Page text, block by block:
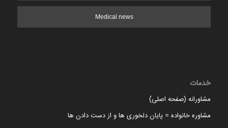
Medical news
خدمات
مشاورانه (صفحه اصلی)
مشاوره خانواده = پایان دلخوری ها و از دست دادن ها